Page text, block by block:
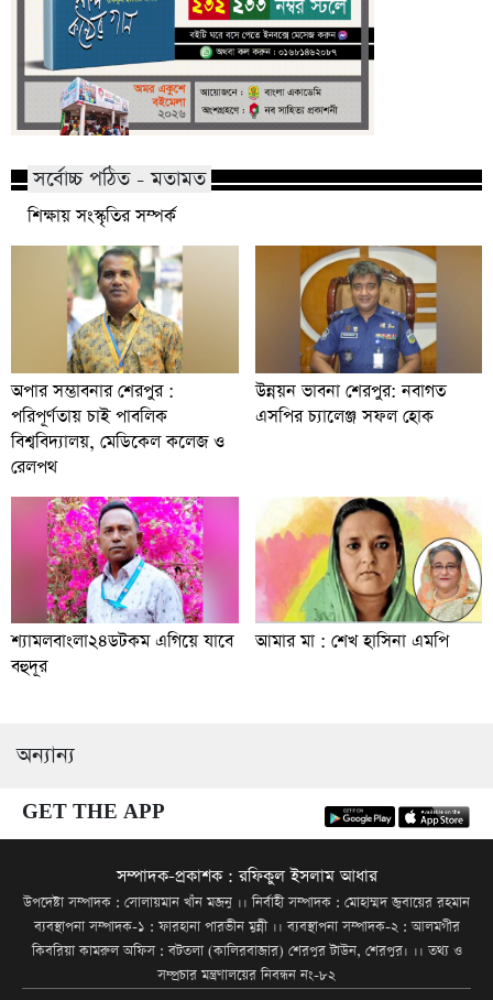
সর্বোচ্চ পঠিত - মতামত
শিক্ষায় সংস্কৃতির সম্পর্ক
অপার সম্ভাবনার শেরপুর :
পরিপূর্ণতায় চাই পাবলিক
বিশ্ববিদ্যালয়, মেডিকেল কলেজ ও
রেলপথ
উন্নয়ন ভাবনা শেরপুর: নবাগত
এসপির চ্যালেঞ্জ সফল হোক
শ্যামলবাংলা২৪ডটকম এগিয়ে যাবে
বহুদূর
আমার মা : শেখ হাসিনা এমপি
অন্যান্য
GET THE APP
সম্পাদক-প্রকাশক : রফিকুল ইসলাম আধার
উপদেষ্টা সম্পাদক : সোলায়মান খাঁন মজনু ।। নির্বাহী সম্পাদক : মোহাম্মদ জুবায়ের রহমান
ব্যবস্থাপনা সম্পাদক-১ : ফারহানা পারভীন মুন্নী ।। ব্যবস্থাপনা সম্পাদক-২ : আলমগীর
কিবরিয়া কামরুল অফিস : বটতলা (কালিরবাজার) শেরপুর টাউন, শেরপুর। ।। তথ্য ও
সম্প্রচার মন্ত্রণালয়ের নিবন্ধন নং-৮২